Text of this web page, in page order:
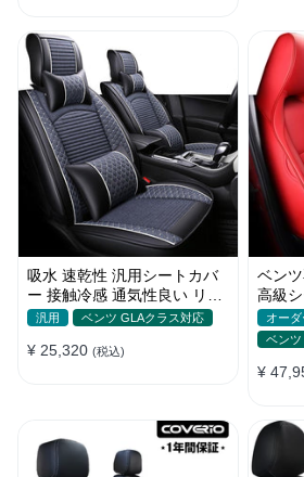
吸水 速乾性 汎用シートカバ
ー 接触冷感 通気性良い リネ
ン 耐久性 おしゃれ 全席セッ
汎用 ベンツ GLAクラス対応
¥ 25,320 (税込)
ベン
高級
オー
オー
ベン
¥